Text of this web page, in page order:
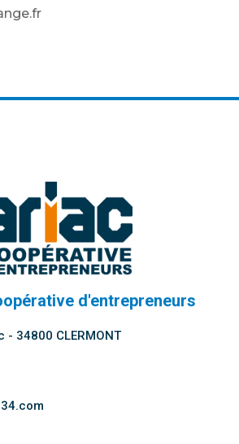
d'entrepreneurs
- 34800 CLERMONT